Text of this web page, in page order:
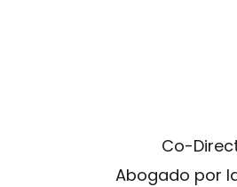
Co-
Abogado por